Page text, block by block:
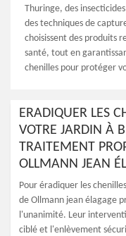
Thuringe, des
des techniques de
choisissent des produits
santé, tout en
chenilles pour protéger
ERADIQUER LES
VOTRE JARDIN À
TRAITEMENT
OLLMANN JEAN
Pour éradiquer les
de Ollmann jean élagage
l'unanimité. Leur
ciblé et l'enlèvement